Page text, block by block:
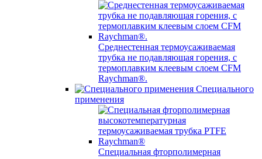
Среднестенная термоусаживаемая
трубка не подавляющая горения, с
термоплавким клеевым слоем CFM
Raychman®.
Специального
применения
Специальная фторполимерная